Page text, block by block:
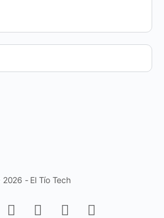
- El Tío Tech